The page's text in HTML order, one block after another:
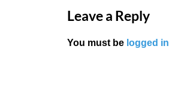
Leave a Reply
You must be logged in